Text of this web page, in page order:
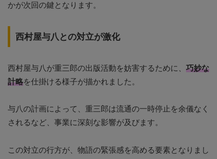
かが次回の鍵となります。
西村屋与八との対立が激化
西村屋与八が重三郎の出版活動を妨害するために、 巧妙な
計略を仕掛ける様子が描かれました。
与八の計画によって、重三郎は流通の一時停止を余儀なく
されるなど、事業に深刻な影響が及びます。
この対立の行方が、物語の緊張感を高める要素となりまし